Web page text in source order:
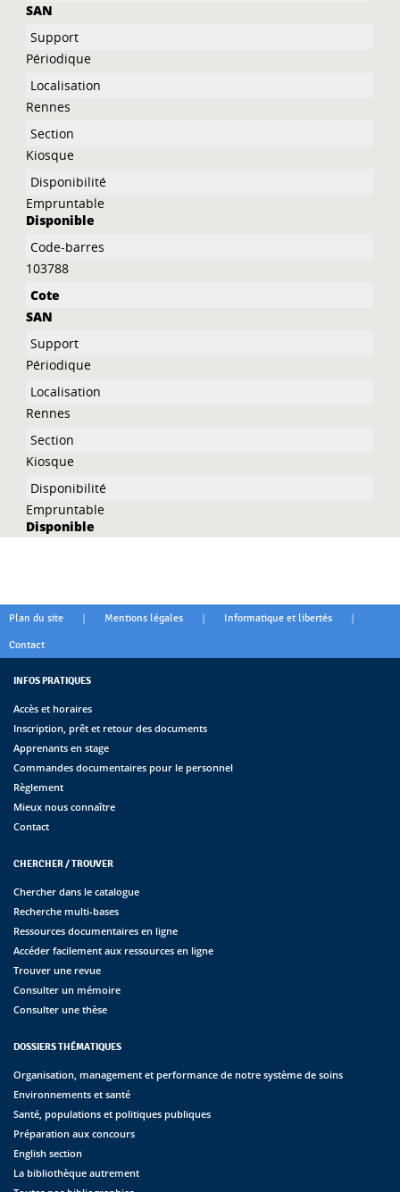
SAN
Périodique
Rennes
Kiosque
Empruntable
Disponible
103788
SAN
Périodique
Rennes
Kiosque
Empruntable
Disponible
Plan du site | Mentions légales | Informatique et libertés |
Contact
INFOS PRATIQUES
Accès et horaires
Inscription, prêt et retour des documents
Apprenants en stage
Commandes documentaires pour le personnel
Règlement
Mieux nous connaître
Contact
CHERCHER / TROUVER
Chercher dans le catalogue
Recherche multi-bases
Ressources documentaires en ligne
Accéder facilement aux ressources en ligne
Trouver une revue
Consulter un mémoire
Consulter une thèse
DOSSIERS THÉMATIQUES
Organisation, management et performance de notre système de soins
Environnements et santé
Santé, populations et politiques publiques
Préparation aux concours
English section
La bibliothèque autrement